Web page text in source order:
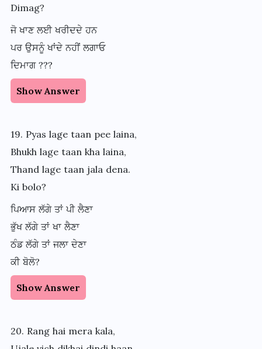
Dimag?
ਜੋ ਖਾਣ ਲਈ ਖਰੀਦਦੇ ਹਨ
ਪਰ ਉਸਨੂੰ ਖਾਂਦੇ ਨਹੀਂ ਲਗਾਓ
ਦਿਮਾਗ ???
Show Answer
19. Pyas lage taan pee laina,
Bhukh lage taan kha laina,
Thand lage taan jala dena.
Ki bolo?
ਪਿਆਸ ਲੱਗੇ ਤਾਂ ਪੀ ਲੈਣਾ
ਭੁੱਖ ਲੱਗੇ ਤਾਂ ਖਾ ਲੈਣਾ
ਠੰਡ ਲੱਗੇ ਤਾਂ ਜਲਾ ਦੇਣਾ
ਕੀ ਬੋਲੋ?
Show Answer
20. Rang hai mera kala,